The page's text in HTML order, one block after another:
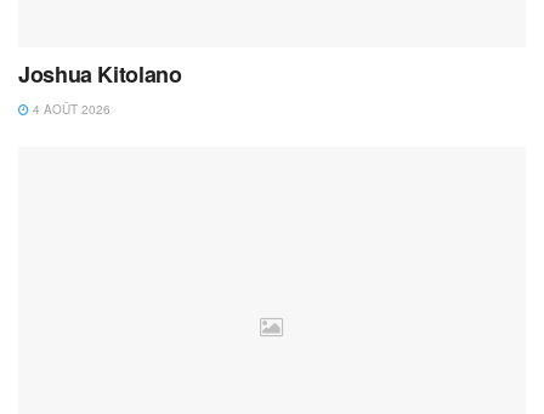
Joshua Kitolano
4 AOÛT 2026